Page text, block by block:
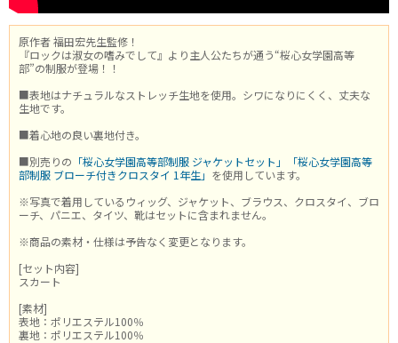
原作者 福田宏先生監修！
『ロックは淑女の嗜みでして』より主人公たちが通う“桜心女学園高等
部”の制服が登場！！
■表地はナチュラルなストレッチ生地を使用。シワになりにくく、丈夫な
生地です。
■着心地の良い裏地付き。
■別売りの 「桜心女学園高等部制服 ジャケットセット」
「桜心女学園高等
部制服 ブローチ付きクロスタイ 1年生」 を使用しています。
※写真で着用しているウィッグ、ジャケット、ブラウス、クロスタイ、ブロ
ーチ、パニエ、タイツ、靴はセットに含まれません。
※商品の素材・仕様は予告なく変更となります。
[セット内容]
スカート
[素材]
表地：ポリエステル100％
裏地：ポリエステル100％